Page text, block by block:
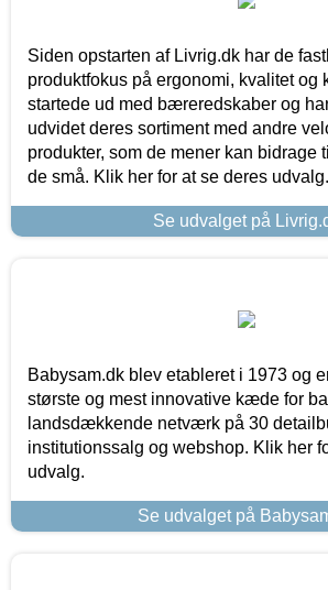
Siden opstarten af Livrig.dk har de
produktfokus på ergonomi, kvalitet og
startede ud med bæreredskaber og
udvidet deres sortiment med andre
produkter, som de mener kan bidrage
de små. Klik her for at se deres udvalg.
Se udvalget på
Babysam.dk blev etableret i 1973 og
største og mest innovative kæde for
landsdækkende netværk på 30
institutionssalg og webshop. Klik her
udvalg.
Se udvalget på